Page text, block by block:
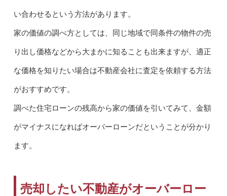
い合わせるという方法があります。
家の価値の調べ方としては、同じ地域で同条件の物件の売
り出し価格などから大まかに知ることも出来ますが、適正
な価格を知りたい場合は不動産会社に査定を依頼する方法
がおすすめです。
調べた住宅ローンの残高から家の価値を引いてみて、金額
がマイナスになればオーバーローンだということが分かり
ます。
売却したい不動産がオーバーロー